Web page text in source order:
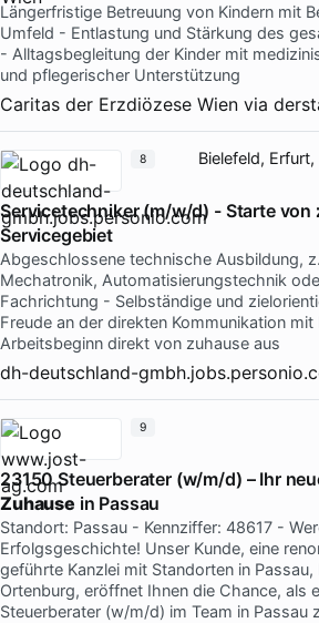
Längerfristige Betreuung von Kindern mit
Umfeld - Entlastung und Stärkung des
- Alltagsbegleitung der Kinder mit
und pflegerischer Unterstützung
Caritas der Erzdiözese Wien via
Bielefeld,
Servicetechniker (m/w/d) - Starte von
Servicegebiet
Abgeschlossene technische Ausbildung,
Mechatronik, Automatisierungstechnik
Fachrichtung - Selbständige und
Freude an der direkten Kommunikation
Arbeitsbeginn direkt von zuhause aus
dh-deutschland-
8
23150 Steuerberater (w/m/d) – Ihr
Zuhause in Passau
Standort: Passau - Kennziffer: 48617 -
Erfolgsgeschichte! Unser Kunde, eine
geführte Kanzlei mit Standorten in
Ortenburg, eröffnet Ihnen die Chance, als
Steuerberater (w/m/d) im Team in Passau
9